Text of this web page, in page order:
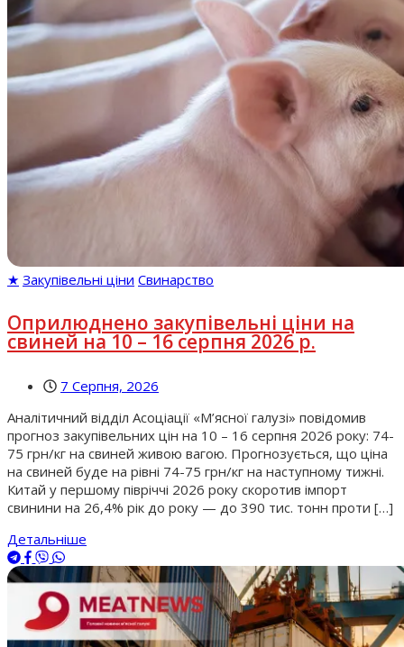
★ Закупівельні ціни Свинарство
Оприлюднено закупівельні ціни на
свиней на 10 – 16 серпня 2026 р.
7 Серпня, 2026
Аналітичний відділ Асоціації «М’ясної галузі» повідомив
прогноз закупівельних цін на 10 – 16 серпня 2026 року: 74-
75 грн/кг на свиней живою вагою. Прогнозується, що ціна
на свиней буде на рівні 74-75 грн/кг на наступному тижні.
Китай у першому півріччі 2026 року скоротив імпорт
свинини на 26,4% рік до року — до 390 тис. тонн проти […]
Детальніше